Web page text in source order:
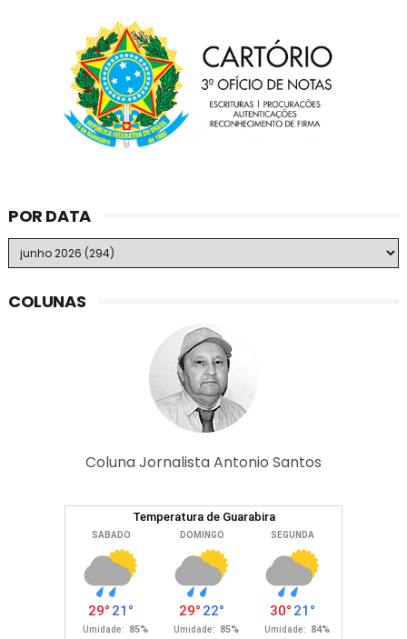
POR DATA
COLUNAS
Coluna Jornalista Antonio Santos